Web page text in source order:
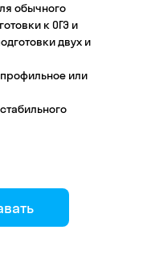
обычного
к ОГЭ и
двух и
или